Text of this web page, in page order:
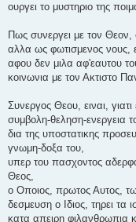
ουργει το μυστηριο της
Πως συνεργει με τον
αλλα ως φωτισμενος νους,
αφου δεν μιλα αφ'εαυτου
κοινωνια με τον Ακτιστο
Συνεργος Θεου, ειναι,
συμβολη-θεληση-ενεργεια
δια της υποστατικης
γνωμη-δοξα του,
υπερ του πασχοντος
Θεος,
ο Οποιος, πρωτος Αυτος,
δεσμευση ο Ιδιος, τηρει τα
κατα απειρη